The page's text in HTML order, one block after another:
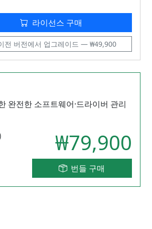
라이선스 구매
전 버전에서 업그레이드 — ₩49,900
전한 소프트웨어·드라이버 관리
₩79,900
번들 구매